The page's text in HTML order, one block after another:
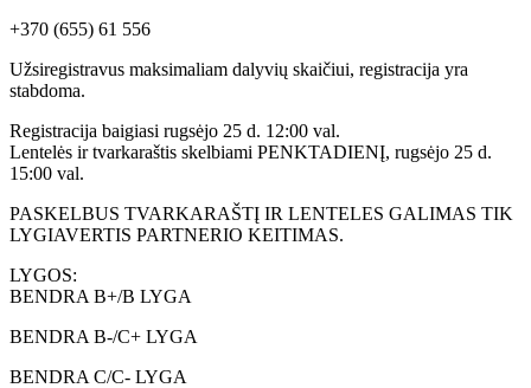
+370 (655) 61 556
Užsiregistravus maksimaliam dalyvių skaičiui, registracija yra
stabdoma.
Registracija baigiasi rugsėjo 25 d. 12:00 val.
Lentelės ir tvarkaraštis skelbiami PENKTADIENĮ, rugsėjo 25 d.
15:00 val.
PASKELBUS TVARKARAŠTĮ IR LENTELES GALIMAS TIK
LYGIAVERTIS PARTNERIO KEITIMAS.
LYGOS:
BENDRA B+/B LYGA
BENDRA B-/C+ LYGA
BENDRA C/C- LYGA